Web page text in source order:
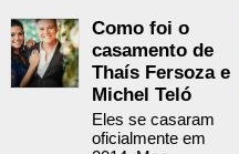
Como foi o
casamento de
Thaís Fersoza e
Michel Teló
Eles se casaram
oficialmente em